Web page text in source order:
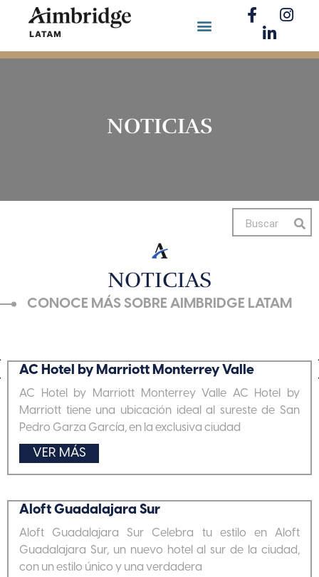
NOTICIAS
NOTICIAS
CONOCE MÁS SOBRE AIMBRIDGE LATAM
AC Hotel by Marriott Monterrey Valle
AC Hotel by Marriott Monterrey Valle AC Hotel by
Marriott tiene una ubicación ideal al sureste de San
Pedro Garza García, en la exclusiva ciudad
VER MÁS
Aloft Guadalajara Sur
Aloft Guadalajara Sur Celebra tu estilo en Aloft
Guadalajara Sur, un nuevo hotel al sur de la ciudad,
con un estilo único y una verdadera